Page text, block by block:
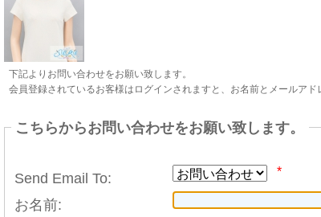
下記よりお問い合わせをお願い致します。
会員登録されているお客様はログインされますと、お名前とメールアド
こちらからお問い合わせをお願い致します。
Send Email To: *
お名前: